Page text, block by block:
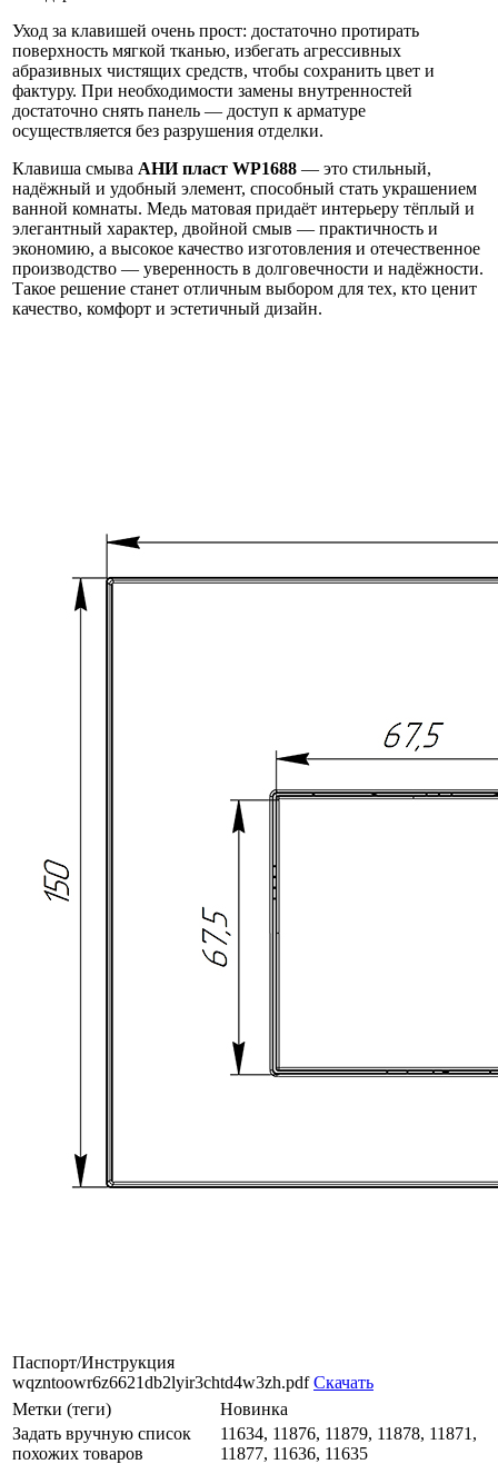
Уход за клавишей очень прост: достаточно протирать
поверхность мягкой тканью, избегать агрессивных
абразивных чистящих средств, чтобы сохранить цвет и
фактуру. При необходимости замены внутренностей
достаточно снять панель — доступ к арматуре
осуществляется без разрушения отделки.
Клавиша смыва АНИ пласт WP1688 — это стильный,
надёжный и удобный элемент, способный стать украшением
ванной комнаты. Медь матовая придаёт интерьеру тёплый и
элегантный характер, двойной смыв — практичность и
экономию, а высокое качество изготовления и отечественное
производство — уверенность в долговечности и надёжности.
Такое решение станет отличным выбором для тех, кто ценит
качество, комфорт и эстетичный дизайн.
Паспорт/Инструкция
wqzntoowr6z6621db2lyir3chtd4w3zh.pdfСкачать
Метки (теги)
Новинка
Задать вручную список
похожих товаров
11634, 11876, 11879, 11878, 11871,
11877, 11636, 11635